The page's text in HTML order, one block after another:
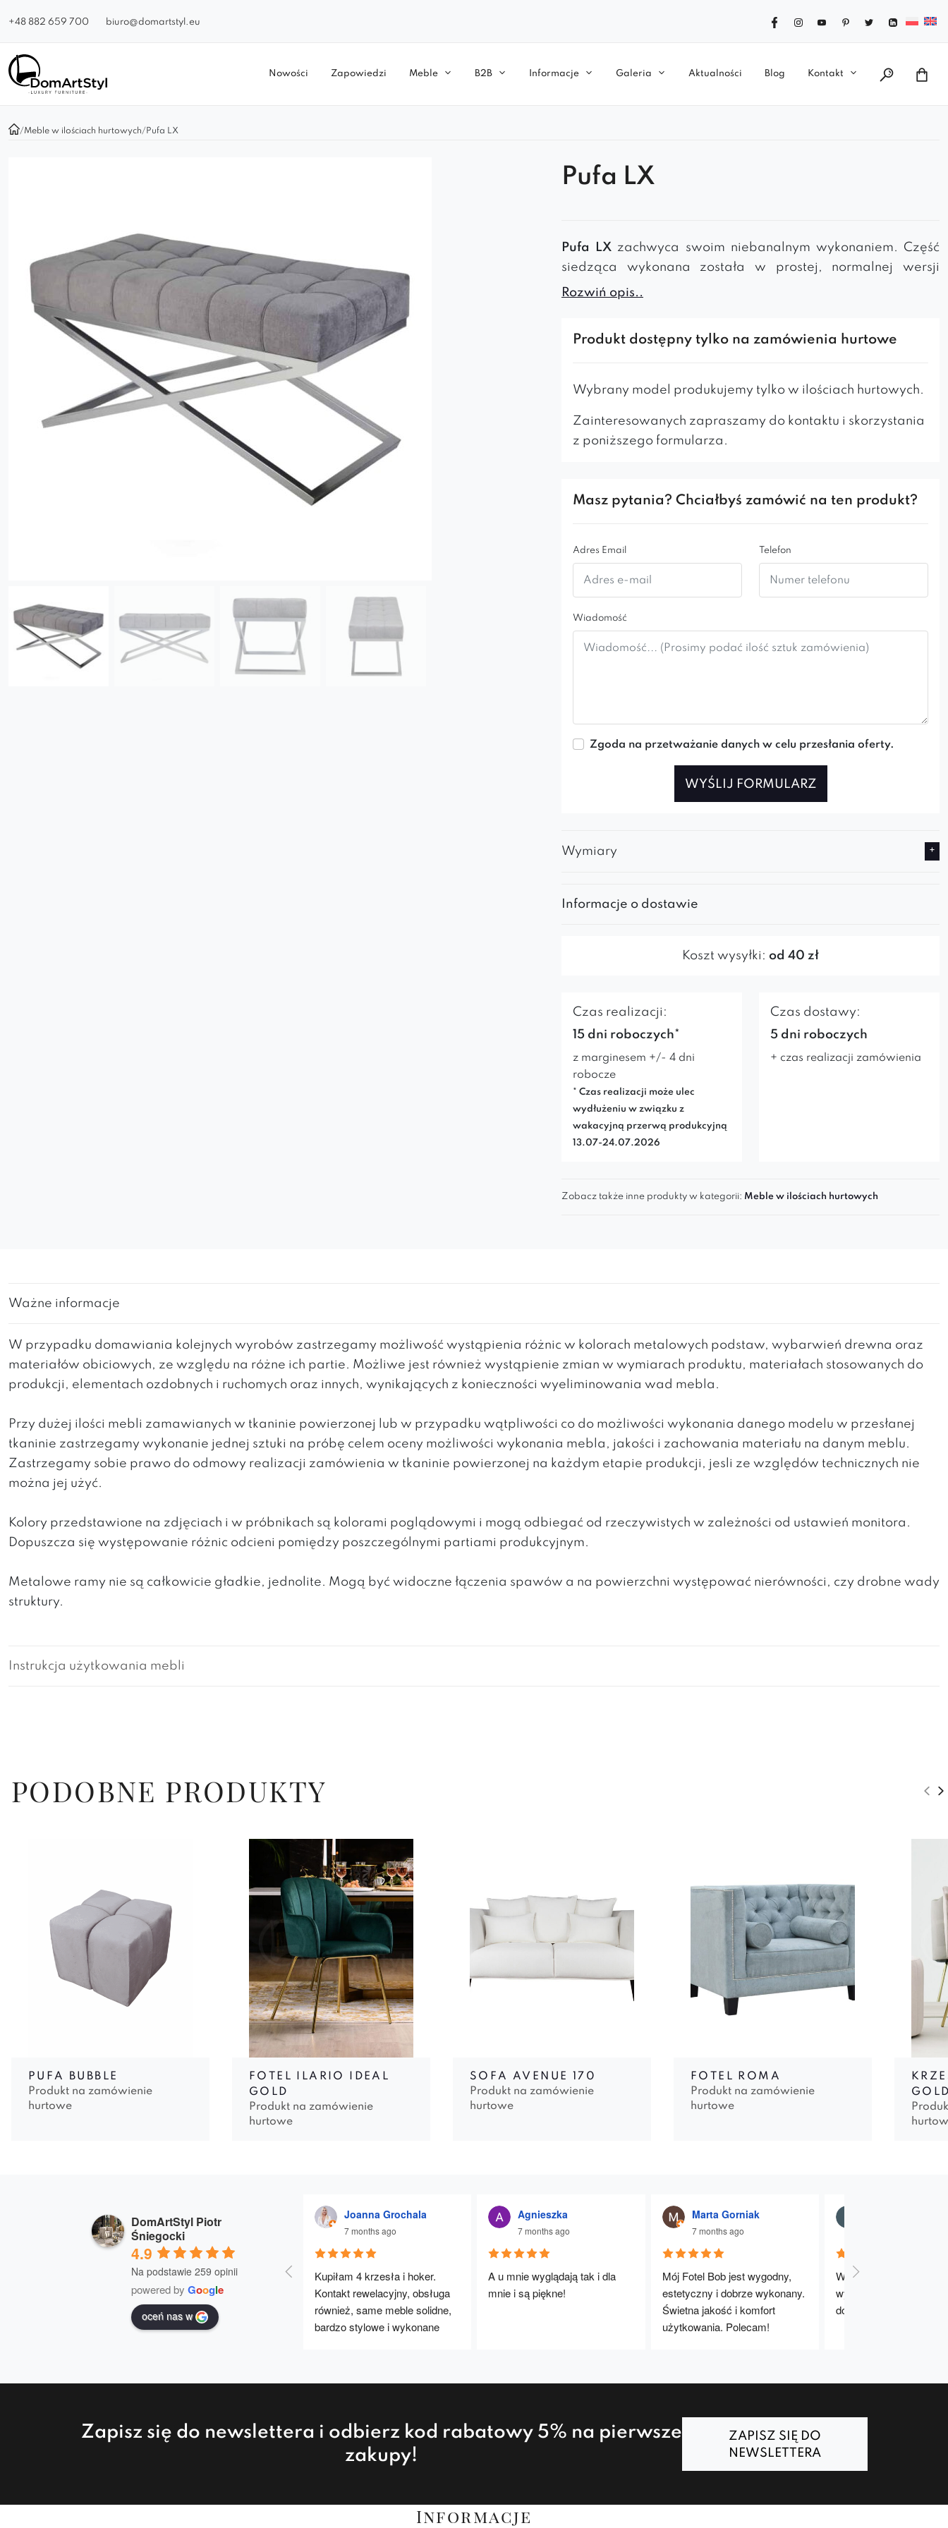
+48 882 659 700 biuro@domartstyl.eu
Nowości Zapowiedzi Meble B2B Informacje Galeria Aktualności Blog Kontakt
/Meble w ilościach hurtowych/ Pufa LX
Pufa LX
Pufa LX zachwyca swoim niebanalnym wykonaniem. Część
siedząca wykonana została w prostej, normalnej wersji
natomiast zwykłe nogi zostały zastąpione tutaj metalowym
użyteczności prywatnej jak i publicznej.
Rozwiń opis..
Produkt dostępny tylko na zamówienia hurtowe
Wybrany model produkujemy tylko w ilościach hurtowych.
Zainteresowanych zapraszamy do kontaktu i skorzystania
z poniższego formularza.
Masz pytania? Chciałbyś zamówić na ten produkt?
Adres Email Telefon
Wiadomość
Zgoda na przetważanie danych w celu przesłania oferty.
WYŚLIJ FORMULARZ
Wymiary
Informacje o dostawie
Koszt wysyłki: od 40 zł
Czas realizacji:
15 dni roboczych*
z marginesem +/- 4 dni
robocze
* Czas realizacji może ulec
wydłużeniu w związku z
wakacyjną przerwą produkcyjną
13.07-24.07.2026
Czas dostawy:
5 dni roboczych
+ czas realizacji zamówienia
Zobacz także inne produkty w kategorii: Meble w ilościach hurtowych
Ważne informacje
W przypadku domawiania kolejnych wyrobów zastrzegamy możliwość wystąpienia różnic w kolorach metalowych podstaw, wybarwień drewna oraz
materiałów obiciowych, ze względu na różne ich partie. Możliwe jest również wystąpienie zmian w wymiarach produktu, materiałach stosowanych do
produkcji, elementach ozdobnych i ruchomych oraz innych, wynikających z konieczności wyeliminowania wad mebla.
Przy dużej ilości mebli zamawianych w tkaninie powierzonej lub w przypadku wątpliwości co do możliwości wykonania danego modelu w przesłanej
tkaninie zastrzegamy wykonanie jednej sztuki na próbę celem oceny możliwości wykonania mebla, jakości i zachowania materiału na danym meblu.
Zastrzegamy sobie prawo do odmowy realizacji zamówienia w tkaninie powierzonej na każdym etapie produkcji, jesli ze względów technicznych nie
można jej użyć.
Kolory przedstawione na zdjęciach i w próbnikach są kolorami poglądowymi i mogą odbiegać od rzeczywistych w zależności od ustawień monitora.
Dopuszcza się występowanie różnic odcieni pomiędzy poszczególnymi partiami produkcyjnym.
Metalowe ramy nie są całkowicie gładkie, jednolite. Mogą być widoczne łączenia spawów a na powierzchni występować nierówności, czy drobne wady
struktury.
Instrukcja użytkowania mebli
PODOBNE PRODUKTY
PUFA BUBBLE
Produkt na zamówienie
hurtowe
FOTEL ILARIO IDEAL
GOLD
Produkt na zamówienie
hurtowe
SOFA AVENUE 170
Produkt na zamówienie
hurtowe
FOTEL ROMA
Produkt na zamówienie
hurtowe
DomArtStyl Piotr
Śniegocki
4.9
Na podstawie 259 opinii
powered by Google
oceń nas w
Joanna Grochala
7 months ago
Kupiłam 4 krzesła i hoker.
Kontakt rewelacyjny, obsługa
również, same meble solidne,
bardzo stylowe i wykonane
Agnieszka
7 months ago
A u mnie wyglądają tak i dla
mnie i są piękne!
Marta Gorniak
7 months ago
Mój Fotel Bob jest wygodny,
estetyczny i dobrze wykonany.
Świetna jakość i komfort
użytkowania. Polecam!
Wygodne, stabilne i
wykonane krzesła.
dobry wybór – polecam!
Zapisz się do newslettera i odbierz kod rabatowy 5% na pierwsze
zakupy!
ZAPISZ SIĘ DO
NEWSLETTERA
Informacje